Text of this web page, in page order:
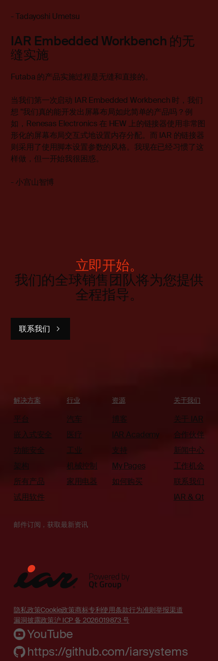
- Tadayoshi Umetsu
IAR Embedded Workbench 的无
缝实施
Futaba 的产品实施过程是无缝和直接的。
当我们第一次启动 IAR Embedded Workbench 时，我们
想 "我们真的能开发出屏幕布局如此简单的产品吗？例
如，Renesas Electronics 在 HEW 上的链接器使用非常图
形化的屏幕布局交互式地设置内存分配。而 IAR 的链接器
则采用了使用脚本设置参数的风格。我现在已经习惯了这
样做，但一开始我很困惑。
- 小宫山智博
立即开始。
我们的全球销售团队将为您提供
全程指导。
联系我们
解决方案
平台
嵌入式安全
功能安全
架构
所有产品
试用软件
行业
汽车
医疗
工业
机械控制
家用电器
资源
博客
IAR Academy
支持
My Pages
如何购买
关于我们
关于 IAR
合作伙伴
新闻中心
工作机会
联系我们
IAR & Qt
邮件订阅，获取最新资讯
隐私政策Cookie政策商标专利使用条款行为准则举报渠道
漏洞披露政策沪 ICP 备 2026019873 号
YouTube
https://github.com/iarsystems